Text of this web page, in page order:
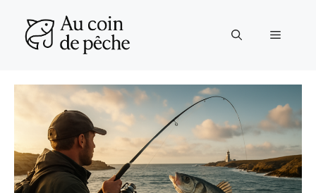
contenu
Menu